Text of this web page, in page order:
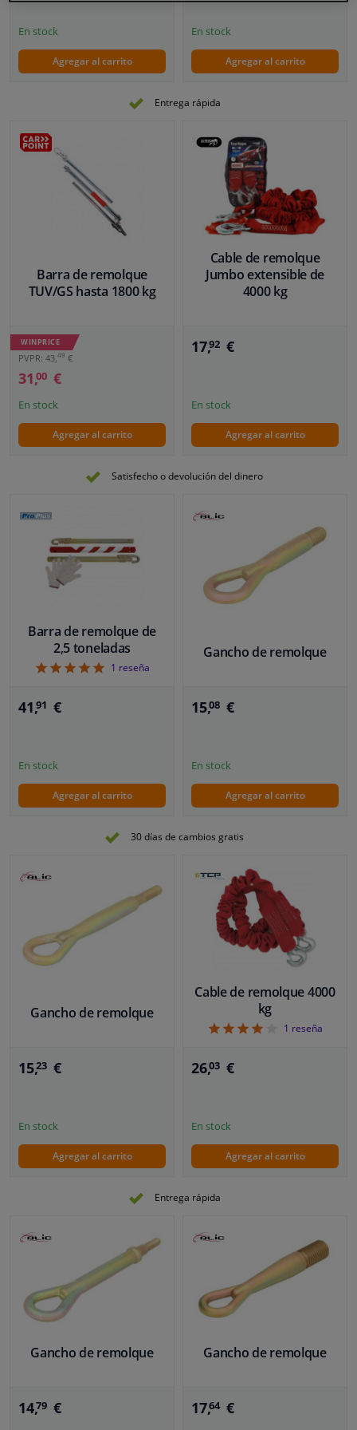
En stock
Agregar al carrito
En stock
Agregar al carrito
Entrega rápida
Barra de remolque
TUV/GS hasta 1800 kg
WINPRICE
PVPR: 43, 49 €
31,00 €
En stock
Agregar al carrito
Cable de remolque
Jumbo extensible de
4000 kg
17,92 €
En stock
Agregar al carrito
Satisfecho o devolución del dinero
Barra de remolque de
2,5 toneladas
51 reseña
41,91 €
En stock
Agregar al carrito
Gancho de remolque
15,08 €
En stock
Agregar al carrito
30 días de cambios gratis
Gancho de remolque
15,23 €
En stock
Agregar al carrito
Cable de remolque 4000
kg
41 reseña
26,03 €
En stock
Agregar al carrito
Entrega rápida
Gancho de remolque
14,79 €
Gancho de remolque
17,64 €